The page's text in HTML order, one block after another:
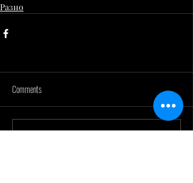
Разно
Comments